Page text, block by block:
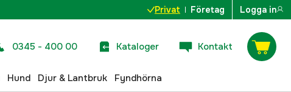
Privat Företag Logga in
0345 - 400 00 Kataloger Kontakt
Hund Djur & Lantbruk Fyndhörna